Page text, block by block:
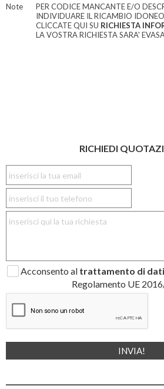
Note
PER CODICE MANCANTE E/O
INDIVIDUARE IL RICAMBIO
CLICCATE QUI SU RICHIESTA
LA VOSTRA RICHIESTA SARA'
RICHIEDI
Acconsento al trattamento di
Regolamento UE